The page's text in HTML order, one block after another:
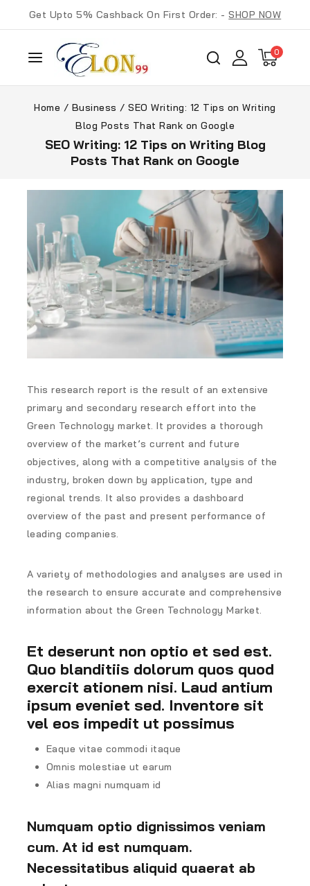
Get Upto 5% Cashback On First Order: -SHOP NOW
0
Home / Business / SEO Writing: 12 Tips on Writing
Blog Posts That Rank on Google
SEO Writing: 12 Tips on Writing Blog
Posts That Rank on Google
This research report is the result of an extensive
primary and secondary research effort into the
Green Technology market. It provides a thorough
overview of the market’s current and future
objectives, along with a competitive analysis of the
industry, broken down by application, type and
regional trends. It also provides a dashboard
overview of the past and present performance of
leading companies.
A variety of methodologies and analyses are used in
the research to ensure accurate and comprehensive
information about the Green Technology Market.
Et deserunt non optio et sed est.
Quo blanditiis dolorum quos quod
exercit ationem nisi. Laud antium
ipsum eveniet sed. Inventore sit
vel eos impedit ut possimus
Eaque vitae commodi itaque
Omnis molestiae ut earum
Alias magni numquam id
Numquam optio dignissimos veniam
cum. At id est numquam.
Necessitatibus aliquid quaerat ab